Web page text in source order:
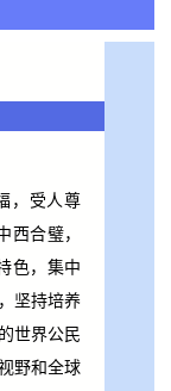
，受人尊
西合璧，
色，集中
坚持培养
世界公民
野和全球